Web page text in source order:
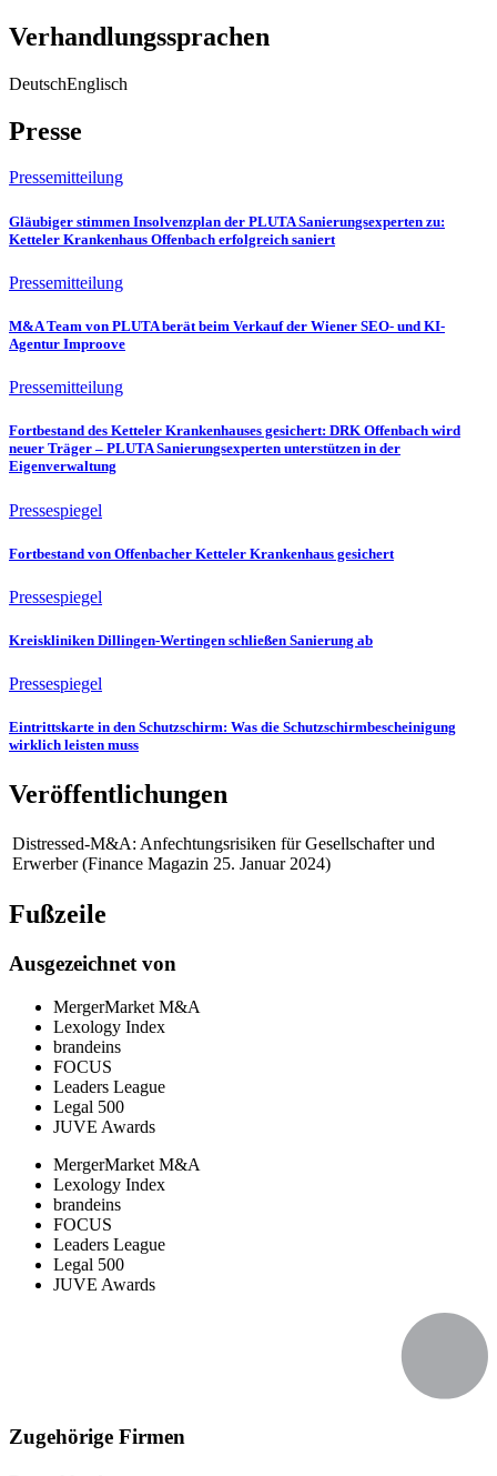
Verhandlungssprachen
DeutschEnglisch
Presse
Pressemitteilung
Gläubiger stimmen Insolvenzplan der PLUTA Sanierungsexperten zu:
Ketteler Krankenhaus Offenbach erfolgreich saniert
Pressemitteilung
M&A Team von PLUTA berät beim Verkauf der Wiener SEO- und KI-
Agentur Improove
Pressemitteilung
Fortbestand des Ketteler Krankenhauses gesichert: DRK Offenbach wird
neuer Träger – PLUTA Sanierungsexperten unterstützen in der
Eigenverwaltung
Pressespiegel
Fortbestand von Offenbacher Ketteler Krankenhaus gesichert
Pressespiegel
Kreiskliniken Dillingen-Wertingen schließen Sanierung ab
Pressespiegel
Eintrittskarte in den Schutzschirm: Was die Schutzschirmbescheinigung
wirklich leisten muss
Veröffentlichungen
Distressed-M&A: Anfechtungsrisiken für Gesellschafter und
Erwerber (Finance Magazin 25. Januar 2024)
Fußzeile
Ausgezeichnet von
MergerMarket M&A
Lexology Index
brandeins
FOCUS
Leaders League
Legal 500
JUVE Awards
MergerMarket M&A
Lexology Index
brandeins
FOCUS
Leaders League
Legal 500
JUVE Awards
Zugehörige Firmen